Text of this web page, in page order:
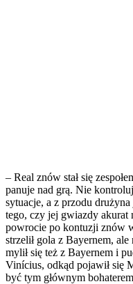
– Real znów stał się
panuje nad grą. Nie
sytuacje, a z przodu
tego, czy jej gwiazdy akurat
powrocie po kontuzji znów
strzelił gola z Bayernem,
mylił się też z Bayernem i
Vinícius, odkąd pojawił się
być tym głównym